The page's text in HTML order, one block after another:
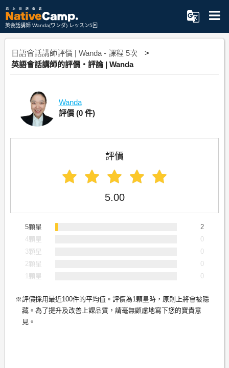
英会話講師 Wanda(ワンダ) レッスン5回
日語會話講師評價 | Wanda - 課程 5次
英語會話講師的評價・評論 | Wanda
Wanda
評價 (0 件)
評價
5.00
5顆星
2
4顆星
0
3顆星
0
2顆星
0
1顆星
0
評價採用最近100件的平均值。評價為1顆星時，原則上將會被隱
藏。為了提升及改善上課品質，請毫無顧慮地寫下您的寶貴意
見。